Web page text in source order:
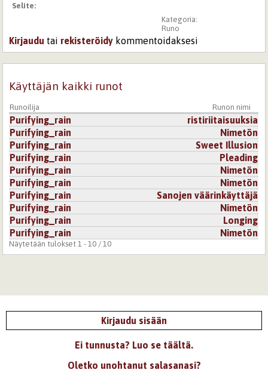
Selite:
Kategoria:
Runo
Kirjaudu tai rekisteröidy kommentoidaksesi
Käyttäjän kaikki runot
Runoilija Runon nimi
Purifying_rain
ristiriitaisuuksia
Purifying_rain
Nimetön
Purifying_rain
Sweet Illusion
Purifying_rain
Pleading
Purifying_rain
Nimetön
Purifying_rain
Nimetön
Purifying_rain
Sanojen väärinkäyttäjä
Purifying_rain
Nimetön
Purifying_rain
Longing
Purifying_rain
Nimetön
Näytetään tulokset 1 - 10 / 10
Kirjaudu sisään
Ei tunnusta? Luo se täältä.
Oletko unohtanut salasanasi?